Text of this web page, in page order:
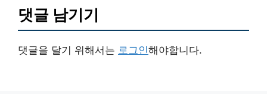
댓글 남기기
댓글을 달기 위해서는 로그인해야합니다.